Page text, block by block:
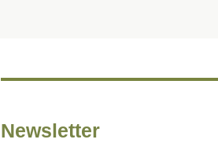
Newsletter